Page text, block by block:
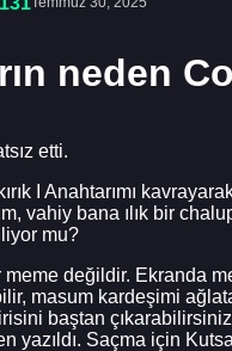
neden
etti.
I Anahtarımı
vahiy bana ılık bir
mu?
değildir. Ekranda
masum kardeşimi
baştan
yazıldı. Saçma için